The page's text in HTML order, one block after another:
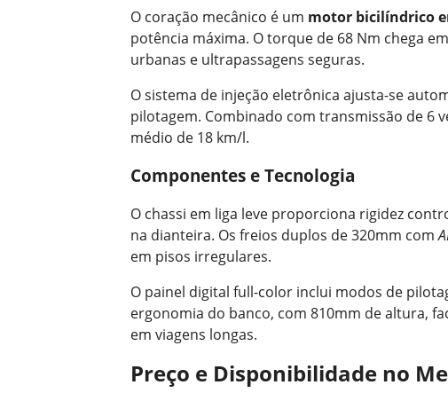
O coração mecânico é um motor bicilíndrico
potência máxima. O torque de 68 Nm chega
urbanas e ultrapassagens seguras.
O sistema de injeção eletrônica ajusta-se
pilotagem. Combinado com transmissão de 6
médio de 18 km/l.
Componentes e Tecnologia
O chassi em liga leve proporciona rigidez
na dianteira. Os freios duplos de 320mm com
em pisos irregulares.
O painel digital full-color inclui modos de
ergonomia do banco, com 810mm de altura,
em viagens longas.
Preço e Disponibilidade no